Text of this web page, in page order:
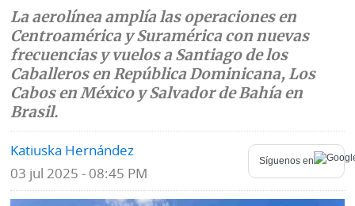
Economía
Mundo
Deportes
Ponle
la
Firma
Opinión
Blogs
Fotografías
Fe
de
erratas
La aerolínea amplía las operaciones en
Centroamérica y Suramérica con nuevas
frecuencias y vuelos a Santiago de los
Caballeros en República Dominicana, Los
Cabos en México y Salvador de Bahía en
Brasil.
Katiuska Hernández
03 jul 2025 - 08:45 PM
Síguenos en